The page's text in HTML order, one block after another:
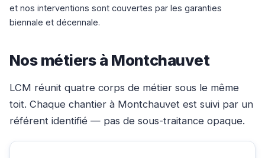
et nos interventions sont couvertes par les garanties
biennale et décennale.
Nos métiers à Montchauvet
LCM réunit quatre corps de métier sous le même
toit. Chaque chantier à Montchauvet est suivi par un
référent identifié — pas de sous-traitance opaque.